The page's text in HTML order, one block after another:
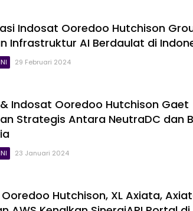
Indosat Ooredoo Hutchison
Infrastruktur AI Berdaulat di
29 Februari 2024
Indosat Ooredoo Hutchison Gaet
Strategis Antara NeutraDC dan
23 Januari 2024
Hutchison, XL Axiata,